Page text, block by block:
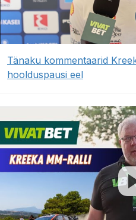
Tänaku kommentaarid
hoolduspausi eel